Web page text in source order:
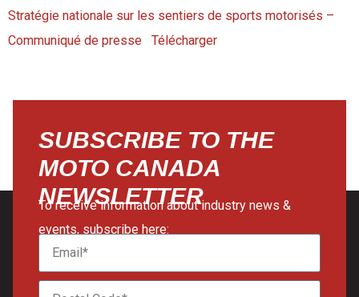
Stratégie nationale sur les sentiers de sports motorisés –
Communiqué de presse
Télécharger
SUBSCRIBE TO THE
MOTO CANADA
NEWSLETTER
To receive information about industry news &
events, subscribe here: